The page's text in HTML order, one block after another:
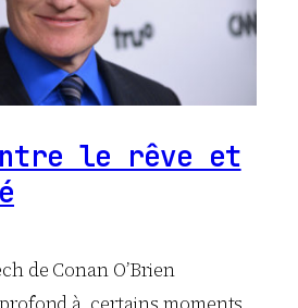
le rêve et
de Conan O’Brien